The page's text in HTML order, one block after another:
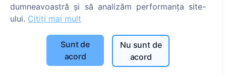
Servicii
Contacte
SIA "CEMETY", LV40103618951
dumneavoastră și să analizăm performanța site-
ului. Citiți mai mult
Sunt de
acord
Nu sunt de
acord